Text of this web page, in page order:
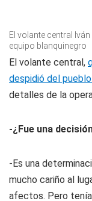
El volante central
equipo blanquinegro
El volante central,
despidió del
detalles de la
-¿Fue una
-Es una
mucho cariño al
afectos. Pero